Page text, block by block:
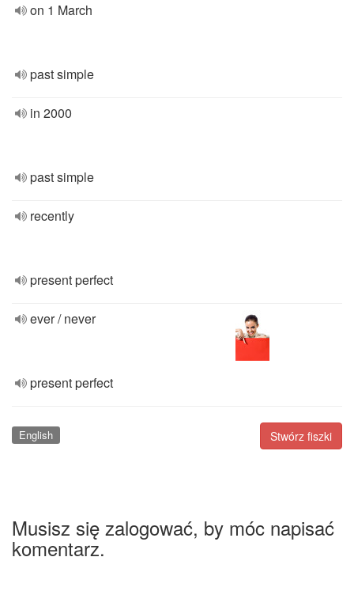
on 1 March
past simple
in 2000
past simple
recently
present perfect
ever / never
present perfect
Stwórz fiszki
English
Musisz się zalogować, by móc napisać
komentarz.